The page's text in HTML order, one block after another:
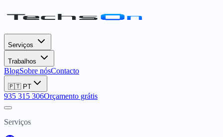
Serviços
Trabalhos
BlogSobre nósContacto
🇵🇹 PT
935 315 306Orçamento grátis
Serviços